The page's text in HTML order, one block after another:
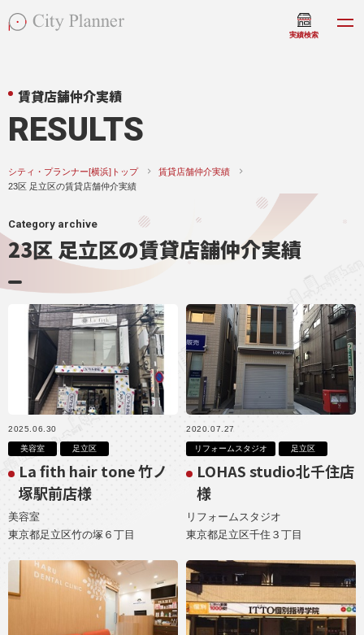
実績検索
賃貸店舗仲介実績
RESULTS
シティ・プランナー[横浜]トップ
賃貸店舗仲介実績
23区 足立区の賃貸店舗仲介実績
Category archive
23区 足立区の賃貸店舗仲介実績
2025.06.30
美容室 足立区
La fith hair tone 竹ノ
塚駅前店様
美容室
東京都足立区竹の塚６丁目
2020.07.27
リフォームスタジオ 足立区
LOHAS studio北千住店
様
リフォームスタジオ
東京都足立区千住３丁目